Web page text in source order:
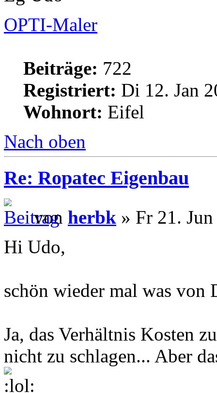
OPTI-Maler
Beiträge: 722
Registriert: Di 12. Jan
Wohnort: Eifel
Nach oben
Re: Ropatec Eigenbau
von herbk » Fr 21.
Hi Udo,
schön wieder mal was von
Ja, das Verhältnis Kosten
nicht zu schlagen... Aber